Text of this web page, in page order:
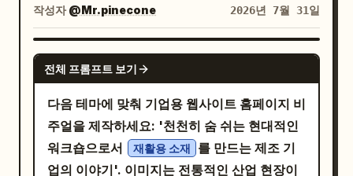
벡터 단면 일러스트를 생성하세요. 학습자가
사서에게 책 두 권을 빌리는 모습을 보여주며,
책장과 도서관 카드를 자연스럽게 포함하세요.
캐릭터는 유치하지 않으면서도 친근하고 에디
토리얼한 느낌으로 표현하세요. 전문적으로 출
판된 학습자용 사전 페이지처럼 정보를 배치하
세요: 눈에 띄는 표제어, 간결한 발음 기호 줄,
명확한 정의, 강조된 예문, 깔끔하게 그룹화된
정을 띠고 있습니다. 손가락 끝이 중앙 프로세
서에 닿으면서 밝고 따뜻한 황금빛 주황색 섬
광과 작은 렌즈 플레어가 발생합니다. 배경은
프레임의 왼쪽과 중앙을 채우는 밀도 높은 메인
보드 풍경이며, 중앙 왼쪽 근처에 사각형 마이
크로칩 하나가 있고, 수많은 구리 배선이 바깥
쪽으로 뻗어 나가며, 작은 부품들과 신경망처
럼 보드 전체에 흩어진 수많은 적황색 LED 포
작성자@Mr.pinecone 2026년 7월 31일
GPT IMAGE 2
전체 프롬프트 보기
다음 테마에 맞춰 기업용 웹사이트 홈페이지 비
주얼을 제작하세요: '천천히 숨 쉬는 현대적인
워크숍으로서
재활용 소재
를 만드는 제조 기
업의 이야기'. 이미지는 전통적인 산업 현장이